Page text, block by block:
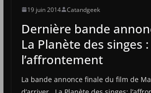
19 juin 2014 Catandgeek
Dernière bande
La Planète des singes :
l’affrontement
La bande annonce finale du film de